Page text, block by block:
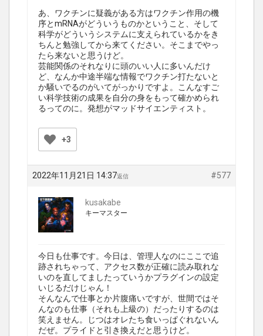
あ、ワクチンに疑義がある方はワクチン作用の機
序とmRNAがどういうものかということ、そして
科学がどういうシステムに支えられているかをき
ちんと勉強してから来てください。そこまでやっ
たら来ないと思うけど。
芸能関係のそれなりに頭のいい人に多いんだけ
ど、なんか中途半端な情報でワクチン打たないと
か騒いでるのがいてがっかりですよ。こんなすご
い科学技術の成果を自分の身をもって確かめられ
るってのに。発想がマッドサイエンティスト。
+3
2022年11月21日 14:37 #577
返信
kusakabe
キーマスター
今日も仕事です。今日は、管理人なのにここで追
跡されちゃって、アクセス数が正確に読み取れな
いのを直してましたっていうかプラグインの設定
いじるだけじゃん！
そんなんで仕事とか片腹痛いですが、世間ではそ
んなのも仕事（それも上級の）だったりするのは
笑えません。じつはオレたち食いっぱぐれないん
だぜ。プライドと引き換えだと思うけど。